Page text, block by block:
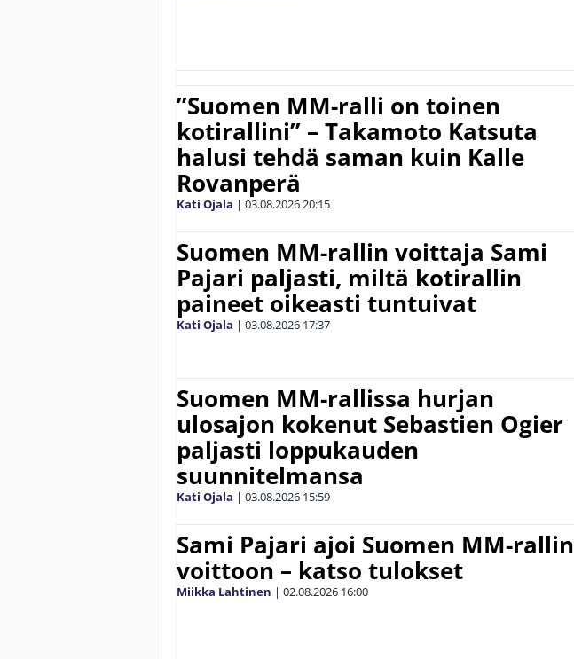
”Suomen MM-ralli on toinen
kotirallini” – Takamoto Katsuta
halusi tehdä saman kuin Kalle
Rovanperä
Kati Ojala | 03.08.202620:15
Suomen MM-rallin voittaja Sami
Pajari paljasti, miltä kotirallin
paineet oikeasti tuntuivat
Kati Ojala | 03.08.2026 17:37
Suomen MM-rallissa hurjan
ulosajon kokenut Sebastien Ogier
paljasti loppukauden
suunnitelmansa
Kati Ojala | 03.08.2026 15:59
Sami Pajari ajoi Suomen MM-rallin
voittoon – katso tulokset
Miikka Lahtinen | 02.08.2026 16:00